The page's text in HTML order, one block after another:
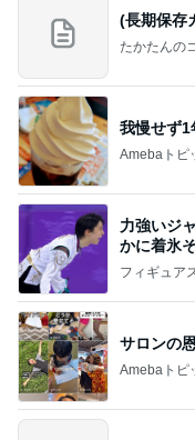
(長期保存
たかたんの
我慢せず1
Amebaトピ
力強いジ
かに着氷
なす
フィギュア
サロンの
Amebaトピ